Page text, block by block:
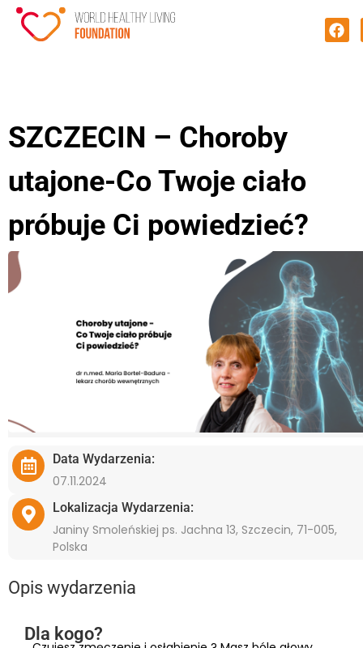
SZCZECIN – Choroby
utajone-Co Twoje ciało
próbuje Ci powiedzieć?
Data Wydarzenia:
07.11.2024
Lokalizacja Wydarzenia:
Janiny Smoleńskiej ps. Jachna 13, Szczecin, 71-005,
Polska
Opis wydarzenia
Dla kogo?